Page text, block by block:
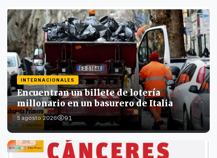
INTERNACIONALES
Encuentran un billete de lotería
millonario en un basurero de Italia
5 agosto 2026 91